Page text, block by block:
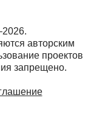
авторским
проектов
запрещено.